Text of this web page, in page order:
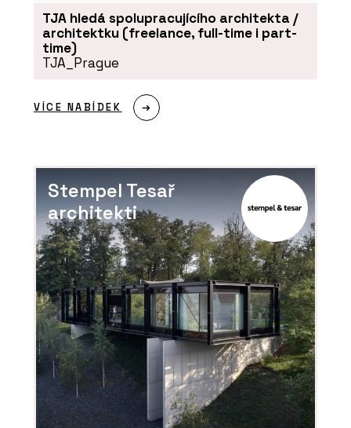
TJA hledá spolupracujícího architekta /
architektku (freelance, full-time i part-
time)
TJA_Prague
VÍCE NABÍDEK
Stempel Tesař
architekti